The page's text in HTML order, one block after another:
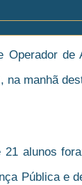
de
na manhã
alunos
Pública e